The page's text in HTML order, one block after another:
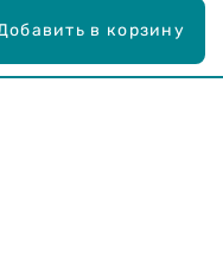
в корзину